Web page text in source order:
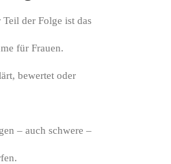
der Folge ist das
für Frauen.
bewertet oder
– auch schwere –